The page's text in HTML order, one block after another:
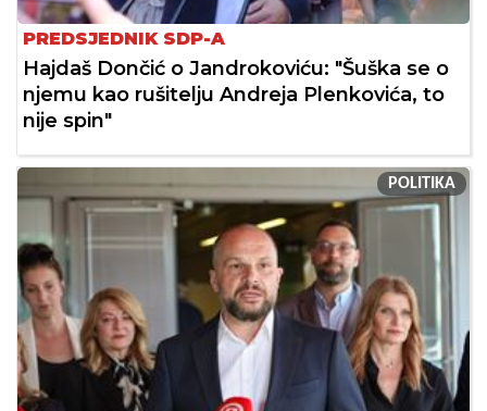
PREDSJEDNIK SDP-A
Hajdaš Dončić o Jandrokoviću: "Šuška se o
njemu kao rušitelju Andreja Plenkovića, to
nije spin"
POLITIKA